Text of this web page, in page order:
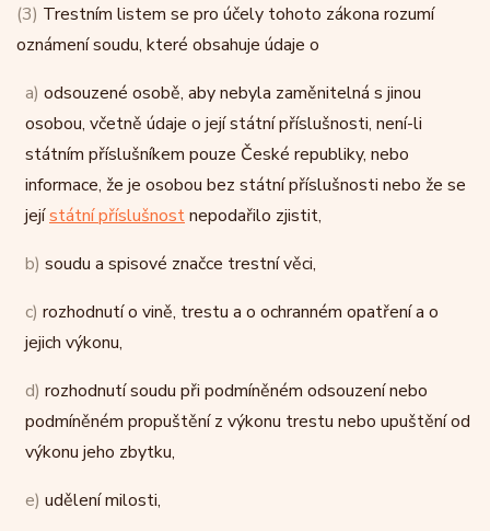
(3) Trestním listem se pro účely tohoto zákona rozumí
oznámení soudu, které obsahuje údaje o
a) odsouzené osobě, aby nebyla zaměnitelná s jinou
osobou, včetně údaje o její státní příslušnosti, není-li
státním příslušníkem pouze České republiky, nebo
informace, že je osobou bez státní příslušnosti nebo že se
jejístátní příslušnostnepodařilo zjistit,
b) soudu a spisové značce trestní věci,
c) rozhodnutí o vině, trestu a o ochranném opatření a o
jejich výkonu,
d) rozhodnutí soudu při podmíněném odsouzení nebo
podmíněném propuštění z výkonu trestu nebo upuštění od
výkonu jeho zbytku,
e) udělení milosti,